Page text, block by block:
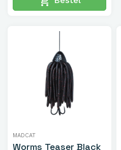
MADCAT
Worms Teaser Black